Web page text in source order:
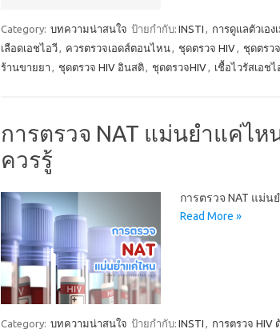
Category: บทความน่าสนใจ ป้ายกำกับ: INSTI , การดูแลตัวเอง
เลือดเอชไอวี, ควรตรวจเอดส์ตอนไหน, ชุดตรวจ HIV, ชุดตรว
ร้านขายยา , ชุดตรวจ HIV อินสติ, ชุดตรวจHIV, เชื้อไวรัสเอชไ
การตรวจ NAT แม่นยำแค่ไห
ควรรู้
การตรวจ NAT แม่
Read More »
Category: บทความน่าสนใจ ป้ายกำกับ: INSTI , การตรวจ HIV